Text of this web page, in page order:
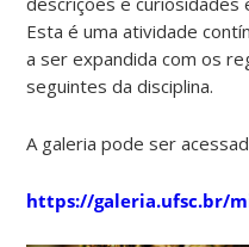
Esta é uma atividade
a ser expandida com os
seguintes da disciplina.
A galeria pode ser
https://galeria.ufsc.br/